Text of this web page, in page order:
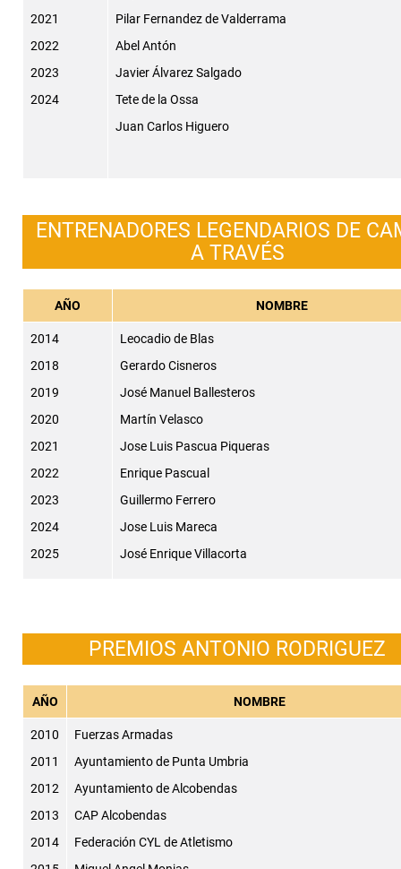
2021
2022
2023
2024
Pilar Fernandez de Valderrama
Abel Antón
Javier Álvarez Salgado
Tete de la Ossa
Juan Carlos Higuero
ENTRENADORES LEGENDARIOS DE
A TRAVÉS
AÑO NOMBRE
2014
2018
2019
2020
2021
2022
2023
2024
2025
Leocadio de Blas
Gerardo Cisneros
José Manuel Ballesteros
Martín Velasco
Jose Luis Pascua Piqueras
Enrique Pascual
Guillermo Ferrero
Jose Luis Mareca
José Enrique Villacorta
PREMIOS ANTONIO RODRIGUEZ
AÑO NOMBRE
2010
2011
2012
2013
2014
Fuerzas Armadas
Ayuntamiento de Punta Umbria
Ayuntamiento de Alcobendas
CAP Alcobendas
Federación CYL de Atletismo